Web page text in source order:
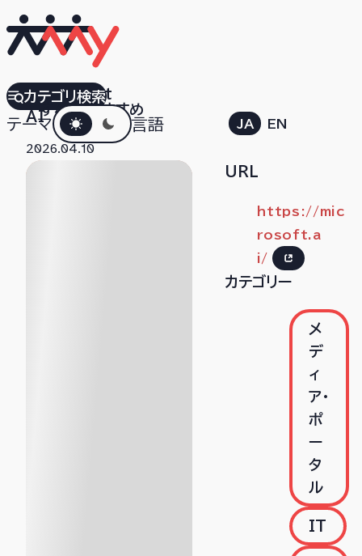
すべておすすめ
テーマダークモード言語 JA EN
カテゴリ検索
Microsoft
AI
2026.04.10
URL
https://mic
rosoft.a
i/
カテゴリー
メ
デ
ィ
ア・
ポ
ー
タ
ル
IT